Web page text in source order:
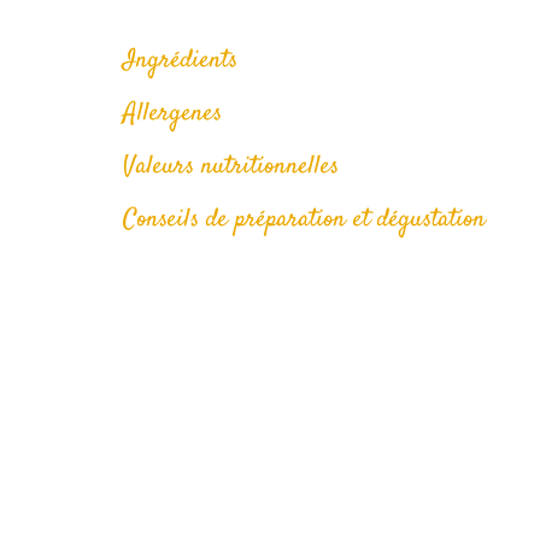
Ingrédients
Allergenes
Valeurs nutritionnelles
Conseils de préparation et dégustation